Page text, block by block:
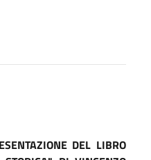
DEL LIBRO